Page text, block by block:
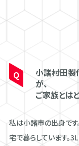
小諸村田製
が、
ご家族とは
私は小諸市の出身です
宅で暮らしています。